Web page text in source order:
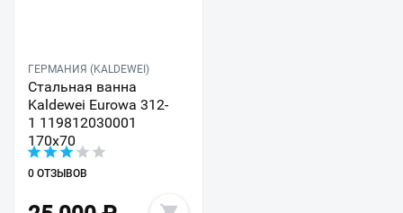
ГЕРМАНИЯ (KALDEWEI)
Стальная ванна
Kaldewei Eurowa 312-
1 119812030001
170х70
0 ОТЗЫВОВ